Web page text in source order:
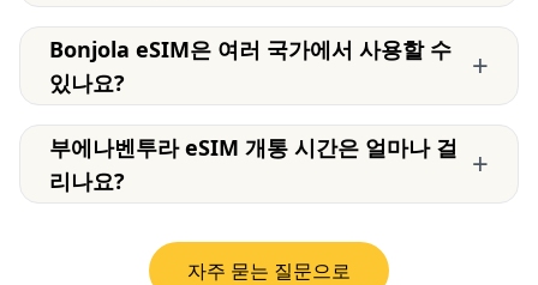
Bonjola eSIM은 여러 국가에서 사용할 수
있나요?
+
부에나벤투라 eSIM 개통 시간은 얼마나 걸
리나요?
+
자주 묻는 질문으로